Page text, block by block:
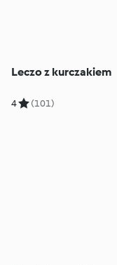
Leczo z kurczakiem
4 (101)